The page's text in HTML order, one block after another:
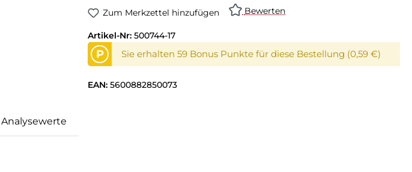
Zum Merkzettel hinzufügen Bewerten
Artikel-Nr: 500744-17
P Sie erhalten 59 Bonus Punkte für diese Bestellung (0,59 €)
EAN: 5600882850073
Analysewerte